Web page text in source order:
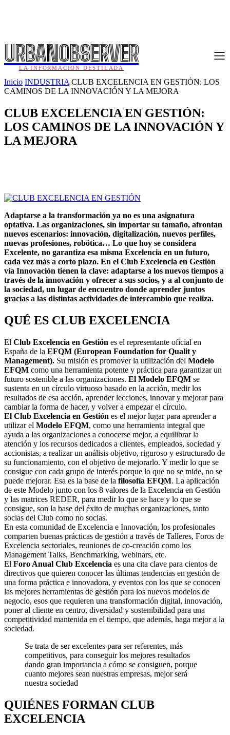
URBANOBSERVER
LA INFORMACIÓN DESTILADA
Inicio INDUSTRIA CLUB EXCELENCIA EN GESTIÓN: LOS
CAMINOS DE LA INNOVACIÓN Y LA MEJORA
CLUB EXCELENCIA EN GESTIÓN:
LOS CAMINOS DE LA INNOVACIÓN Y
LA MEJORA
Adaptarse a la transformación ya no es una asignatura
optativa. Las organizaciones, sin importar su tamaño, afrontan
nuevos escenarios: innovación, digitalización, nuevos perfiles,
nuevas profesiones, robótica… Lo que hoy se considera
Excelente, no garantiza esa misma Excelencia en un futuro,
cada vez más a corto plazo. En el Club Excelencia en Gestión
vía Innovación tienen la clave: adaptarse a los nuevos tiempos a
través de la innovación y ofrecer a sus socios, y a al conjunto de
la sociedad, un lugar de encuentro donde aprender juntos
gracias a las distintas actividades de intercambio que realiza.
QUÉ ES CLUB EXCELENCIA
El Club Excelencia en Gestión es el representante oficial en
España de la EFQM (European Foundation for Qualit y
Management). Su misión es promover la utilización del Modelo
EFQM como una herramienta potente y práctica para garantizar un
futuro sostenible a las organizaciones. El Modelo EFQM se
sustenta en un círculo virtuoso basado en la acción, medir los
resultados de esa acción, aprender lecciones, innovar y mejorar para
cambiar la forma de hacer, y volver a empezar el círculo.
El Club Excelencia en Gestión es el mejor lugar para aprender a
utilizar el Modelo EFQM, como una herramienta integral que
ayuda a las organizaciones a conocerse mejor, a equilibrar la
atención y los recursos dedicados a clientes, empleados, sociedad y
accionistas, a realizar un análisis objetivo, riguroso y estructurado de
su funcionamiento, con el objetivo de mejorarlo. Y medir lo que se
consigue con cada grupo de interés porque lo que no se mide, no se
puede mejorar. Esa es la base de la filosofía EFQM. La aplicación
de este Modelo junto con los 8 valores de la Excelencia en Gestión
y las matrices REDER, para medir lo que se hace y lo que se
consigue, son la base del éxito de muchas organizaciones, tanto
socias del Club como no socias.
En esta comunidad de Excelencia e Innovación, los profesionales
comparten buenas prácticas de gestión a través de Talleres, Foros de
Excelencia sectoriales, reuniones de co-creación como los
Management Talks, Benchmarking, webinars, etc.
El Foro Anual Club Excelencia es una cita clave para cientos de
directivos que quieren conocer las últimas tendencias en gestión de
una forma práctica e innovadora, y eventos con los que se conocen
las mejores herramientas de gestión para los nuevos modelos de
negocio, esos que requieren una transformación digital, innovación,
poner al cliente en centro, diversidad y sostenibilidad para una
competitividad mantenida en el tiempo, que además, haga mejor a la
sociedad.
Se trata de ser excelentes para ser referentes, más
competitivos, para conseguir los mejores resultados
dando gran importancia a cómo se consiguen, porque
cuanto mejores sean nuestras empresas, mejor será
nuestra sociedad
QUIÉNES FORMAN CLUB
EXCELENCIA